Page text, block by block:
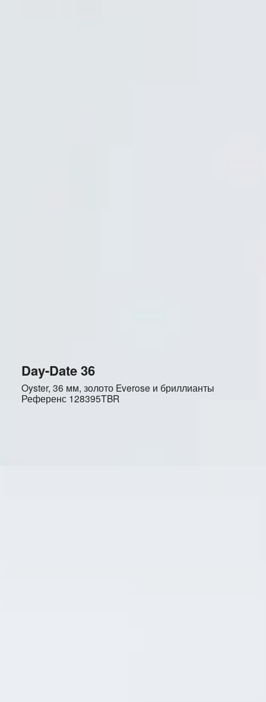
Day-Date 36
Oyster, 36 мм, золото Everose и бриллианты
Референс 128395TBR